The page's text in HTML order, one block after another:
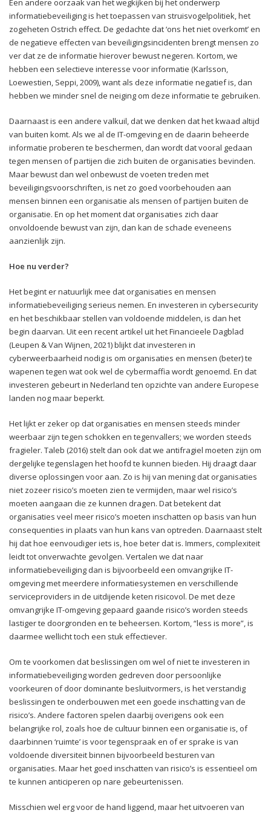
Een andere oorzaak van het wegkijken bij het onderwerp
informatiebeveiliging is het toepassen van struisvogelpolitiek, het
zogeheten Ostrich effect. De gedachte dat ‘ons het niet overkomt’ en
de negatieve effecten van beveiligingsincidenten brengt mensen zo
ver dat ze de informatie hierover bewust negeren. Kortom, we
hebben een selectieve interesse voor informatie (Karlsson,
Loewestien, Seppi, 2009), want als deze informatie negatief is, dan
hebben we minder snel de neiging om deze informatie te gebruiken.
Daarnaast is een andere valkuil, dat we denken dat het kwaad altijd
van buiten komt. Als we al de IT-omgeving en de daarin beheerde
informatie proberen te beschermen, dan wordt dat vooral gedaan
tegen mensen of partijen die zich buiten de organisaties bevinden.
Maar bewust dan wel onbewust de voeten treden met
beveiligingsvoorschriften, is net zo goed voorbehouden aan
mensen binnen een organisatie als mensen of partijen buiten de
organisatie. En op het moment dat organisaties zich daar
onvoldoende bewust van zijn, dan kan de schade eveneens
aanzienlijk zijn.
Hoe nu verder?
Het begint er natuurlijk mee dat organisaties en mensen
informatiebeveiliging serieus nemen. En investeren in cybersecurity
en het beschikbaar stellen van voldoende middelen, is dan het
begin daarvan. Uit een recent artikel uit het Financieele Dagblad
(Leupen & Van Wijnen, 2021) blijkt dat investeren in
cyberweerbaarheid nodig is om organisaties en mensen (beter) te
wapenen tegen wat ook wel de cybermaffia wordt genoemd. En dat
investeren gebeurt in Nederland ten opzichte van andere Europese
landen nog maar beperkt.
Het lijkt er zeker op dat organisaties en mensen steeds minder
weerbaar zijn tegen schokken en tegenvallers; we worden steeds
fragieler. Taleb (2016) stelt dan ook dat we antifragiel moeten zijn om
dergelijke tegenslagen het hoofd te kunnen bieden. Hij draagt daar
diverse oplossingen voor aan. Zo is hij van mening dat organisaties
niet zozeer risico’s moeten zien te vermijden, maar wel risico’s
moeten aangaan die ze kunnen dragen. Dat betekent dat
organisaties veel meer risico’s moeten inschatten op basis van hun
consequenties in plaats van hun kans van optreden. Daarnaast stelt
hij dat hoe eenvoudiger iets is, hoe beter dat is. Immers, complexiteit
leidt tot onverwachte gevolgen. Vertalen we dat naar
informatiebeveiliging dan is bijvoorbeeld een omvangrijke IT-
omgeving met meerdere informatiesystemen en verschillende
serviceproviders in de uitdijende keten risicovol. De met deze
omvangrijke IT-omgeving gepaard gaande risico’s worden steeds
lastiger te doorgronden en te beheersen. Kortom, “less is more”, is
daarmee wellicht toch een stuk effectiever.
Om te voorkomen dat beslissingen om wel of niet te investeren in
informatiebeveiliging worden gedreven door persoonlijke
voorkeuren of door dominante besluitvormers, is het verstandig
beslissingen te onderbouwen met een goede inschatting van de
risico’s. Andere factoren spelen daarbij overigens ook een
belangrijke rol, zoals hoe de cultuur binnen een organisatie is, of
daarbinnen ‘ruimte’ is voor tegenspraak en of er sprake is van
voldoende diversiteit binnen bijvoorbeeld besturen van
organisaties. Maar het goed inschatten van risico’s is essentieel om
te kunnen anticiperen op nare gebeurtenissen.
Misschien wel erg voor de hand liggend, maar het uitvoeren van